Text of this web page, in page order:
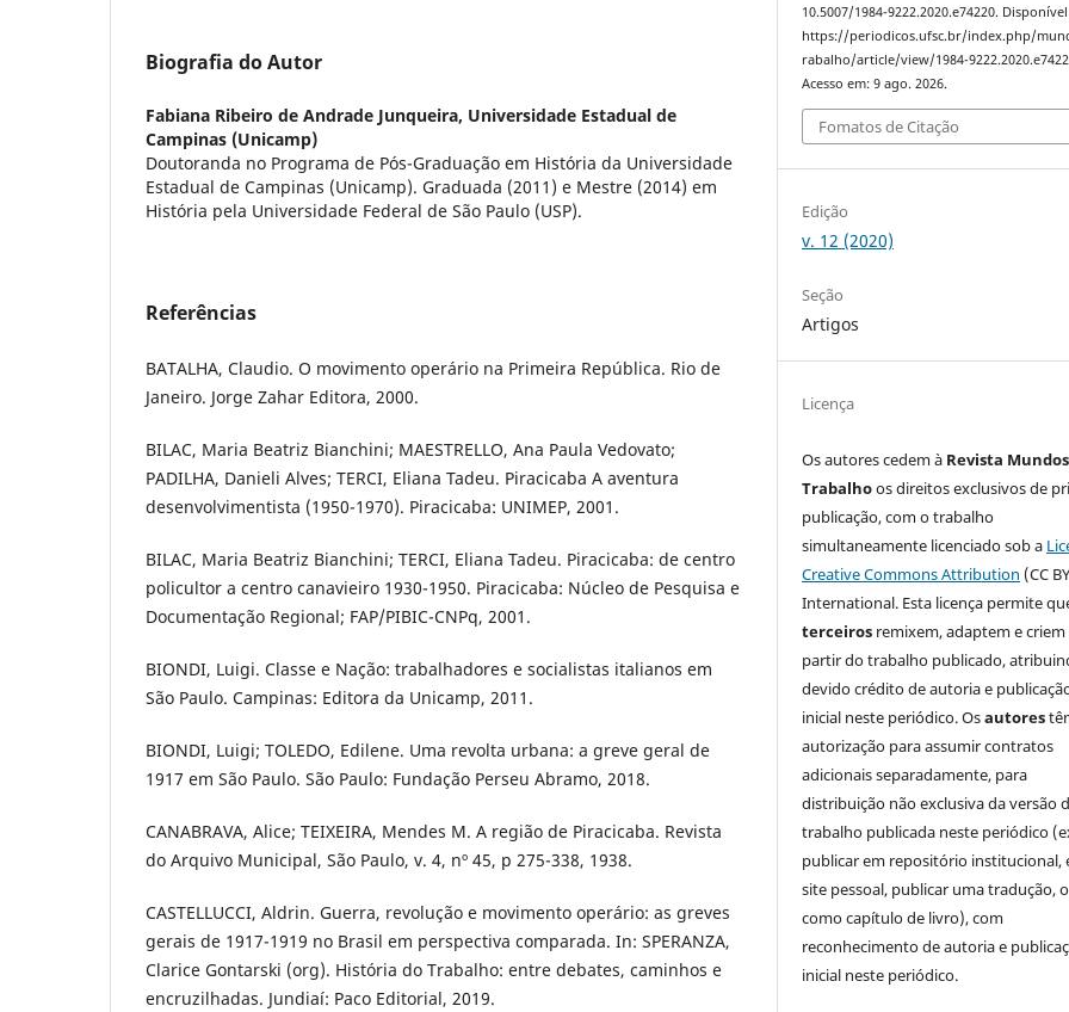
Biografia do Autor
Fabiana Ribeiro de Andrade Junqueira, Universidade Estadual de
Campinas (Unicamp)
Doutoranda no Programa de Pós-Graduação em História da Universidade
Estadual de Campinas (Unicamp). Graduada (2011) e Mestre (2014) em
História pela Universidade Federal de São Paulo (USP).
Referências
BATALHA, Claudio. O movimento operário na Primeira República. Rio de
Janeiro. Jorge Zahar Editora, 2000.
BILAC, Maria Beatriz Bianchini; MAESTRELLO, Ana Paula Vedovato;
PADILHA, Danieli Alves; TERCI, Eliana Tadeu. Piracicaba A aventura
desenvolvimentista (1950-1970). Piracicaba: UNIMEP, 2001.
BILAC, Maria Beatriz Bianchini; TERCI, Eliana Tadeu. Piracicaba: de centro
policultor a centro canavieiro 1930-1950. Piracicaba: Núcleo de Pesquisa e
Documentação Regional; FAP/PIBIC-CNPq, 2001.
BIONDI, Luigi. Classe e Nação: trabalhadores e socialistas italianos em
São Paulo. Campinas: Editora da Unicamp, 2011.
BIONDI, Luigi; TOLEDO, Edilene. Uma revolta urbana: a greve geral de
1917 em São Paulo. São Paulo: Fundação Perseu Abramo, 2018.
CANABRAVA, Alice; TEIXEIRA, Mendes M. A região de Piracicaba. Revista
do Arquivo Municipal, São Paulo, v. 4, nº 45, p 275-338, 1938.
CASTELLUCCI, Aldrin. Guerra, revolução e movimento operário: as greves
gerais de 1917-1919 no Brasil em perspectiva comparada. In: SPERANZA,
Clarice Gontarski (org). História do Trabalho: entre debates, caminhos e
encruzilhadas. Jundiaí: Paco Editorial, 2019.
10.5007/1984-9222.2020.e74220.
https://periodicos.ufsc.br/index.php/
rabalho/article/view/1984-
Acesso em: 9 ago. 2026.
Fomatos de Citação
Edição
v. 12 (2020)
Seção
Artigos
Licença
Os autores cedem à Revista
Trabalhoos direitos exclusivos de
publicação, com o trabalho
simultaneamente licenciado sob a
Creative Commons Attribution (CC
International. Esta licença permite
terceiros remixem, adaptem e criem
partir do trabalho publicado,
devido crédito de autoria e
inicial neste periódico. Osautores
autorização para assumir contratos
adicionais separadamente, para
distribuição não exclusiva da versão
trabalho publicada neste periódico
publicar em repositório institucional,
site pessoal, publicar uma tradução,
como capítulo de livro), com
reconhecimento de autoria e
inicial neste periódico.